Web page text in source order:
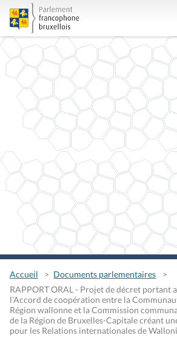
Accueil
Documents parlementaires
RAPPORT ORAL - Projet de décret portant
l’Accord de coopération entre la
Région wallonne et la Commission
de la Région de Bruxelles-Capitale créant
pour les Relations internationales de